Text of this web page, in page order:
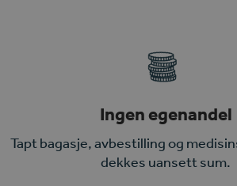
Ingen egenandel
Tapt bagasje, avbestilling og
dekkes uansett sum.